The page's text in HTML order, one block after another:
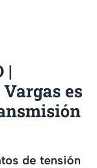
|
es
de tensión